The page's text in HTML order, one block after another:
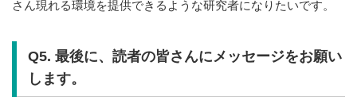
さん現れる環境を提供できるような研究者になりたいです。
Q5. 最後に、読者の皆さんにメッセージをお願い
します。